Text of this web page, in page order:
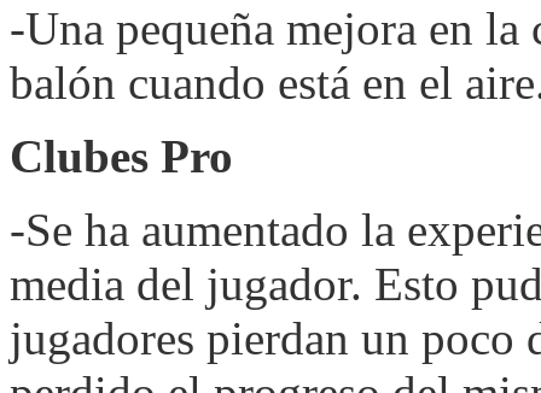
-Una pequeña mejora en la
balón cuando está en el
Clubes Pro
-Se ha aumentado la
media del jugador. Esto
jugadores pierdan un poco